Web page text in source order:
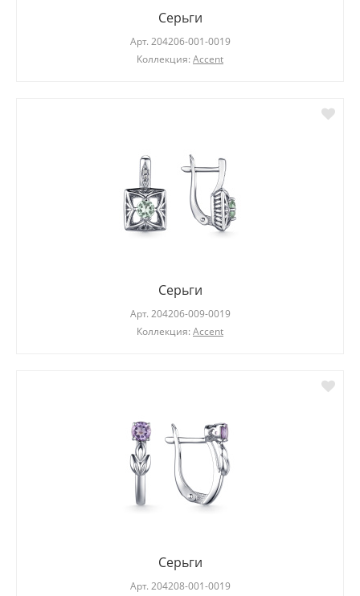
Серьги
Арт. 204206-001-0019
Коллекция: Accent
Серьги
Арт. 204206-009-0019
Коллекция: Accent
Серьги
Арт. 204208-001-0019